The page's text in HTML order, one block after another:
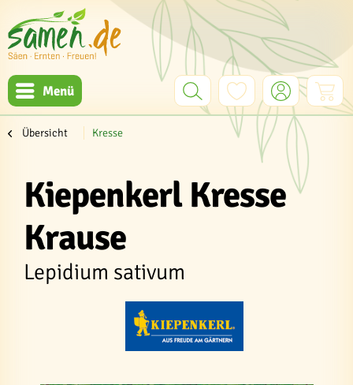
Menü
Übersicht Kresse
Kiepenkerl Kresse
Krause
Lepidium sativum